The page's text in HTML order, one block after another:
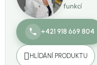
funkcí
+421 918 669 804
HLÍDÁNÍ PRODUKTU